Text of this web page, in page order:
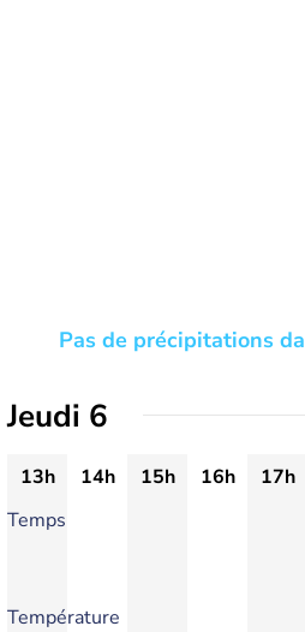
Pas de précipitations
Jeudi 6
13h 14h 15h 16h 17h
Temps
Température